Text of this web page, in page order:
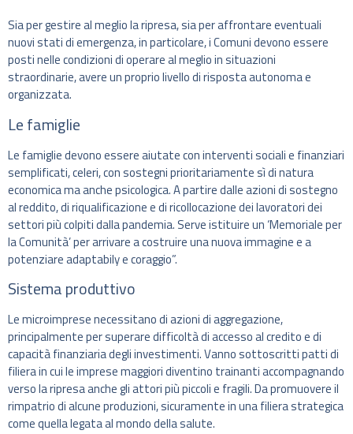
Sia per gestire al meglio la ripresa, sia per affrontare eventuali
nuovi stati di emergenza, in particolare, i Comuni devono essere
posti nelle condizioni di operare al meglio in situazioni
straordinarie, avere un proprio livello di risposta autonoma e
organizzata.
Le famiglie
Le famiglie devono essere aiutate con interventi sociali e finanziari
semplificati, celeri, con sostegni prioritariamente sì di natura
economica ma anche psicologica. A partire dalle azioni di sostegno
al reddito, di riqualificazione e di ricollocazione dei lavoratori dei
settori più colpiti dalla pandemia. Serve istituire un ‘Memoriale per
la Comunità’ per arrivare a costruire una nuova immagine e a
potenziare adaptabily e coraggio”.
Sistema produttivo
Le microimprese necessitano di azioni di aggregazione,
principalmente per superare difficoltà di accesso al credito e di
capacità finanziaria degli investimenti. Vanno sottoscritti patti di
filiera in cui le imprese maggiori diventino trainanti accompagnando
verso la ripresa anche gli attori più piccoli e fragili. Da promuovere il
rimpatrio di alcune produzioni, sicuramente in una filiera strategica
come quella legata al mondo della salute.